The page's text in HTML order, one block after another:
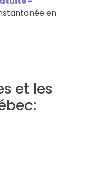
en
et les